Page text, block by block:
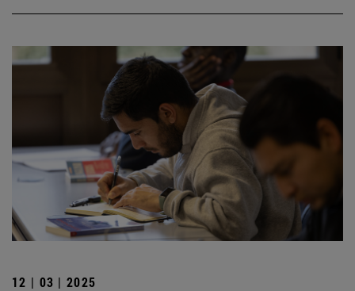
12 | 03 | 2025